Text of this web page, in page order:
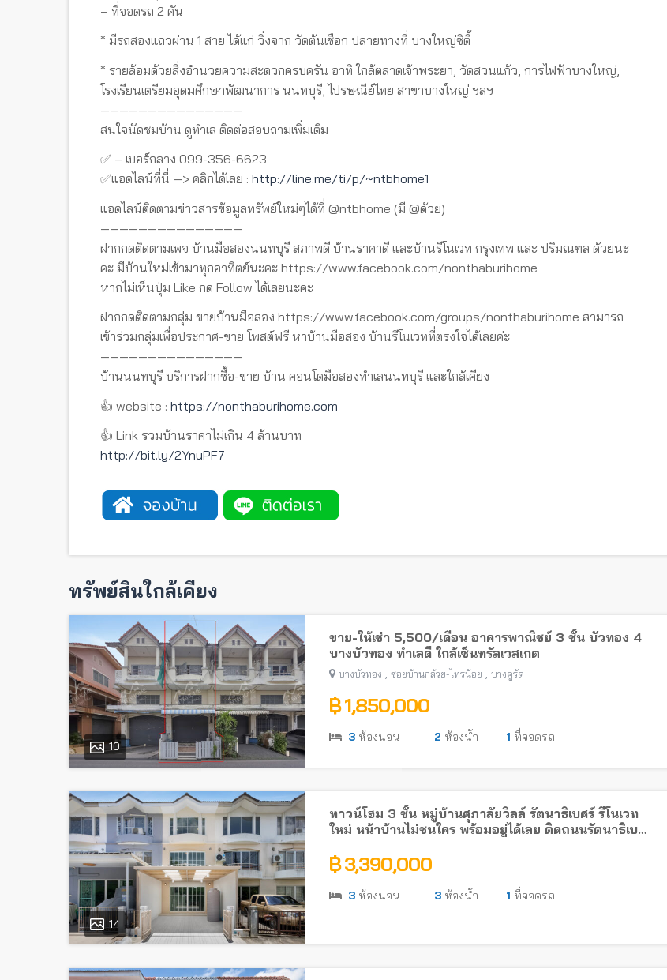
– ที่จอดรถ 2 คัน
* มีรถสองแถวผ่าน 1 สาย ได้แก่ วิ่งจาก วัดต้นเชือก ปลายทางที่ บางใหญ่ซิตี้
* รายล้อมด้วยสิ่งอำนวยความสะดวกครบครัน อาทิ ใกล้ตลาดเจ้าพระยา, วัดสวนแก้ว, การไฟฟ้าบางใหญ่,
โรงเรียนเตรียมอุดมศึกษาพัฒนาการ นนทบุรี, ไปรษณีย์ไทย สาขาบางใหญ่ ฯลฯ
———————————————
สนใจนัดชมบ้าน ดูทำเล ติดต่อสอบถามเพิ่มเติม
✅ – เบอร์กลาง 099-356-6623
✅แอดไลน์ที่นี่ —> คลิกได้เลย : http://line.me/ti/p/~ntbhome1
แอดไลน์ติดตามข่าวสารข้อมูลทรัพย์ใหม่ๆได้ที่ @ntbhome (มี @ด้วย)
———————————————
ฝากกดติดตามเพจ บ้านมือสองนนทบุรี สภาพดี บ้านราคาดี และบ้านรีโนเวท กรุงเทพ และ ปริมณฑล ด้วยนะ
คะ มีบ้านใหม่เข้ามาทุกอาทิตย์นะคะ https://www.facebook.com/nonthaburihome
หากไม่เห็นปุ่ม Like กด Follow ได้เลยนะคะ
ฝากกดติดตามกลุ่ม ขายบ้านมือสอง https://www.facebook.com/groups/nonthaburihome สามารถ
เข้าร่วมกลุ่มเพื่อประกาศ-ขาย โพสต์ฟรี หาบ้านมือสอง บ้านรีโนเวทที่ตรงใจได้เลยค่ะ
———————————————
บ้านนนทบุรี บริการฝากซื้อ-ขาย บ้าน คอนโดมือสองทำเลนนทบุรี และใกล้เคียง
👍 website : https://nonthaburihome.com
👍 Link รวมบ้านราคาไม่เกิน 4 ล้านบาท
http://bit.ly/2YnuPF7
ทรัพย์สินใกล้เคียง
10
ขาย-ให้เช่า 5,500/เดือน อาคารพาณิชย์ 3 ชั้น บัวทอง 4
บางบัวทอง ทำเลดี ใกล้เซ็นทรัลเวสเกต
บางบัวทอง ซอยบ้านกล้วย-ไทรน้อย บางคูรัด
฿ 1,850,000
3 ห้องนอน 2 ห้องน้ำ 1 ที่จอดรถ
14
ทาวน์โฮม 3 ชั้น หมู่บ้านศุภาลัยวิลล์ รัตนาธิเบศร์ รีโนเวท
ใหม่ หน้าบ้านไม่ชนใคร พร้อมอยู่ได้เลย ติดถนนรัตนาธิเบศร์
฿ 3,390,000
3 ห้องนอน 3 ห้องน้ำ 1 ที่จอดรถ